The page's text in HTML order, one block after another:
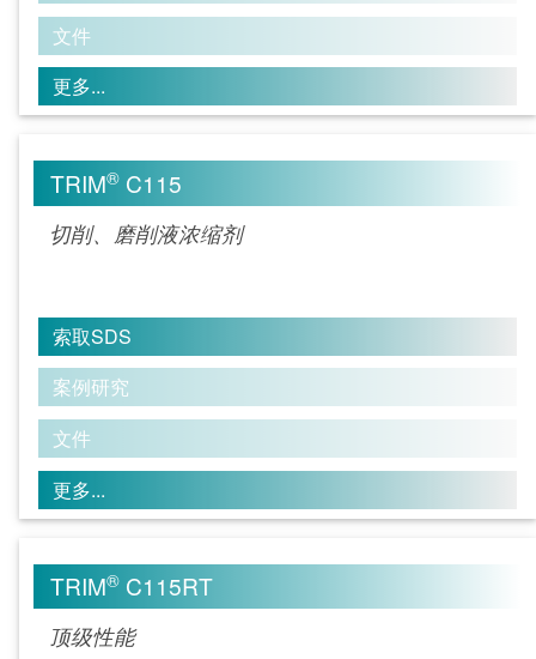
文件
更多...
TRIM® C115
切削、磨削液浓缩剂
索取SDS
案例研究
文件
更多...
TRIM® C115RT
顶级性能